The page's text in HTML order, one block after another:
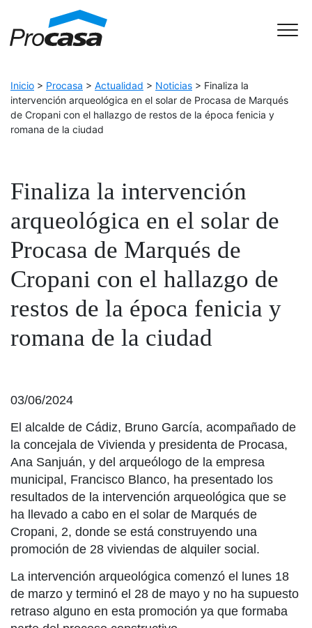
Main Navigation
Inicio > Procasa > Actualidad > Noticias > Finaliza la
intervención arqueológica en el solar de Procasa de Marqués
de Cropani con el hallazgo de restos de la época fenicia y
romana de la ciudad
Finaliza la intervención
arqueológica en el solar de
Procasa de Marqués de
Cropani con el hallazgo de
restos de la época fenicia y
romana de la ciudad
03/06/2024
El alcalde de Cádiz, Bruno García, acompañado de
la concejala de Vivienda y presidenta de Procasa,
Ana Sanjuán, y del arqueólogo de la empresa
municipal, Francisco Blanco, ha presentado los
resultados de la intervención arqueológica que se
ha llevado a cabo en el solar de Marqués de
Cropani, 2, donde se está construyendo una
promoción de 28 viviendas de alquiler social.
La intervención arqueológica comenzó el lunes 18
de marzo y terminó el 28 de mayo y no ha supuesto
retraso alguno en esta promoción ya que formaba